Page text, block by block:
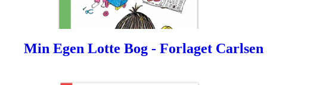
Min Egen Lotte Bog - Forlaget Carlsen